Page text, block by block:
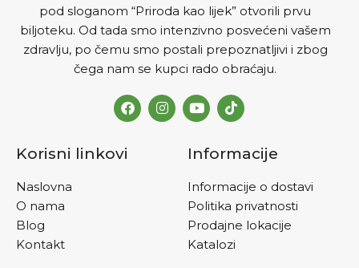
pod sloganom “Priroda kao lijek” otvorili prvu
biljoteku. Od tada smo intenzivno posvećeni vašem
zdravlju, po čemu smo postali prepoznatljivi i zbog
čega nam se kupci rado obraćaju.
Korisni linkovi
Naslovna
O nama
Blog
Kontakt
Informacije
Informacije o dostavi
Politika privatnosti
Prodajne lokacije
Katalozi